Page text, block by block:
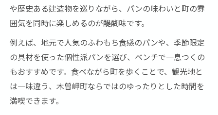
や歴史ある建造物を巡りながら、パンの味わいと町の雰
囲気を同時に楽しめるのが醍醐味です。
例えば、地元で人気のふわもち食感のパンや、季節限定
の具材を使った個性派パンを選び、ベンチで一息つくの
もおすすめです。食べながら町を歩くことで、観光地と
は一味違う、木曽岬町ならではのゆったりとした時間を
満喫できます。